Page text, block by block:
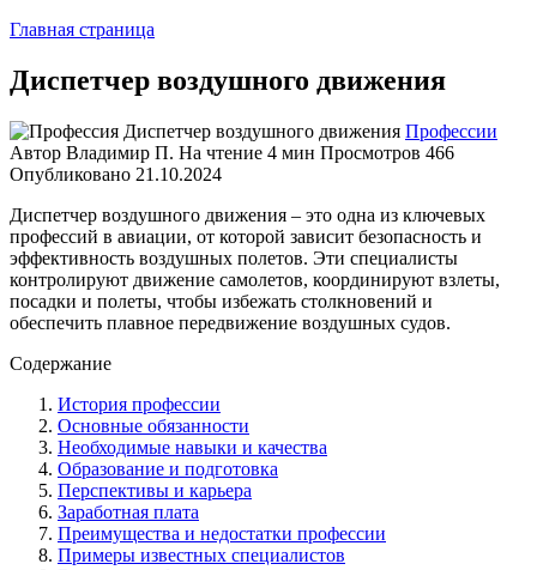
Главная страница
Диспетчер воздушного движения
Профессии
Автор Владимир П. На чтение 4 мин Просмотров 466
Опубликовано 21.10.2024
Диспетчер воздушного движения – это одна из ключевых
профессий в авиации, от которой зависит безопасность и
эффективность воздушных полетов. Эти специалисты
контролируют движение самолетов, координируют взлеты,
посадки и полеты, чтобы избежать столкновений и
обеспечить плавное передвижение воздушных судов.
Содержание
История профессии
Основные обязанности
Необходимые навыки и качества
Образование и подготовка
Перспективы и карьера
Заработная плата
Преимущества и недостатки профессии
Примеры известных специалистов